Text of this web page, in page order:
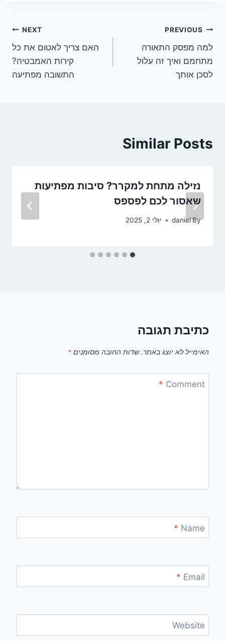
ניווט
PREVIOUS
למה מפסק התאורה
מתחמם ואיך זה עלול
לסכן אותך
NEXT
האם צריך לאטום את כל
קירות האמבטיה?
התשובה מפתיעה
Similar Posts
נזילה מתחת למקרר? סיבות מפתיעות
שאסור לכם לפספס
By
daniel יולי 2, 2025
כתיבת תגובה
האימייל לא יוצג באתר. שדות החובה מסומנים *
Comment
*
Name
*
Email
*
Website